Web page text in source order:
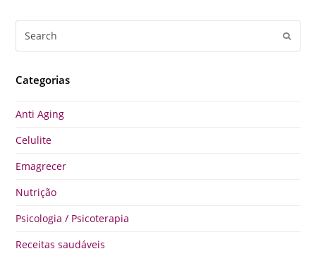
Categorias
Anti Aging
Celulite
Emagrecer
Nutrição
Psicologia / Psicoterapia
Receitas saudáveis